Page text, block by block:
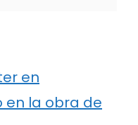
en
en la obra de